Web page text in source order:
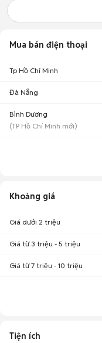
Mua bán điện thoại
Tp Hồ Chí Minh
Đà Nẵng
Bình Dương
(TP Hồ Chí Minh mới)
Khoảng giá
Giá dưới 2 triệu
Giá từ 3 triệu - 5 triệu
Giá từ 7 triệu - 10 triệu
Tiện ích